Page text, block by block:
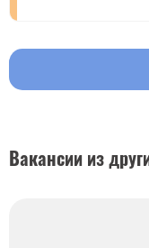
Вакансии из